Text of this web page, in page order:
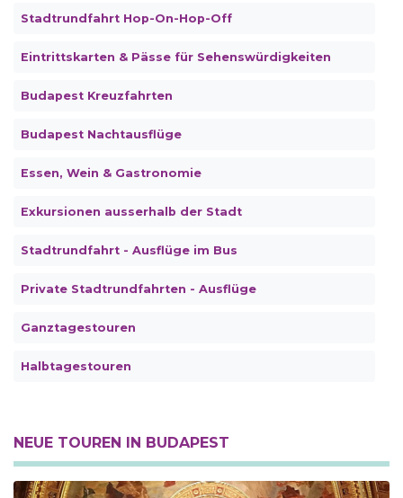
Stadtrundfahrt Hop-On-Hop-Off
Eintrittskarten & Pässe für Sehenswürdigkeiten
Budapest Kreuzfahrten
Budapest Nachtausflüge
Essen, Wein & Gastronomie
Exkursionen ausserhalb der Stadt
Stadtrundfahrt - Ausflüge im Bus
Private Stadtrundfahrten - Ausflüge
Ganztagestouren
Halbtagestouren
NEUE TOUREN IN BUDAPEST